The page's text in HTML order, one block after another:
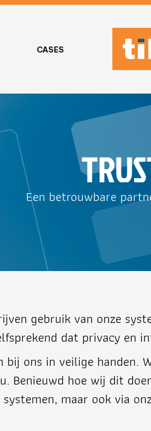
CASES
Een betrouwbare
gebruik van onze
dat privacy en
ons in veilige handen.
Benieuwd hoe wij dit
maar ook via